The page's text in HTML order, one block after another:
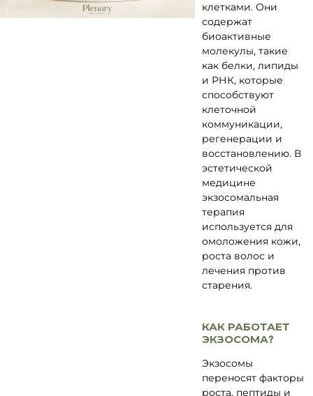
клетками. Они
содержат
биоактивные
молекулы, такие
как белки, липиды
и РНК, которые
способствуют
клеточной
коммуникации,
регенерации и
восстановлению. В
эстетической
медицине
экзосомальная
терапия
используется для
омоложения кожи,
роста волос и
лечения против
старения.
КАК РАБОТАЕТ
ЭКЗОСОМА?
Экзосомы
переносят факторы
роста, пептиды и